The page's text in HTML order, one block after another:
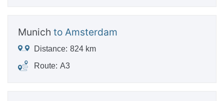
Munich to Amsterdam
Distance: 824 km
Route: A3